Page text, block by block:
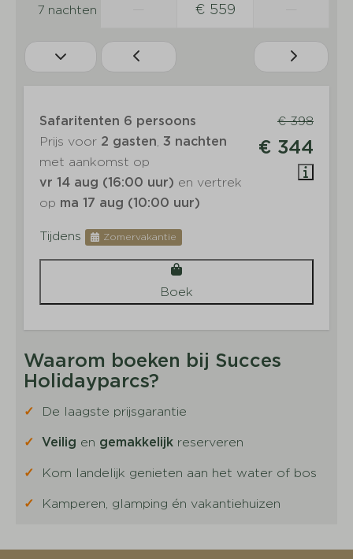
7 nachten € 559
€ 398
€ 344
Safaritenten 6 persoons
Prijs voor 2 gasten, 3 nachten
met aankomst op
vr 14 aug (16:00 uur) en vertrek
op ma 17 aug (10:00 uur)
Tijdens Zomervakantie
Boek
Waarom boeken bij Succes
Holidayparcs?
✓ De laagste prijsgarantie
✓ Veilig en gemakkelijk reserveren
✓ Kom landelijk genieten aan het water of bos
✓ Kamperen, glamping én vakantiehuizen